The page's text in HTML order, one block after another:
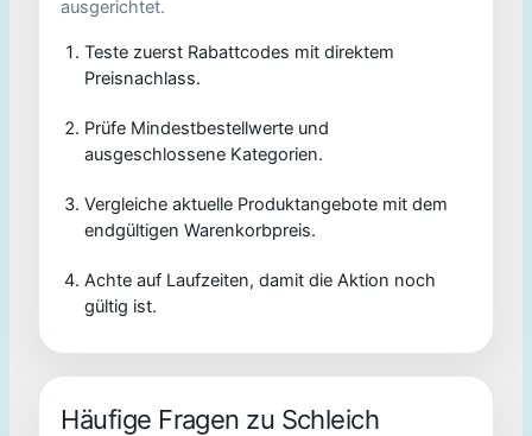
ausgerichtet.
Teste zuerst Rabattcodes mit direktem
Preisnachlass.
Prüfe Mindestbestellwerte und
ausgeschlossene Kategorien.
Vergleiche aktuelle Produktangebote mit dem
endgültigen Warenkorbpreis.
Achte auf Laufzeiten, damit die Aktion noch
gültig ist.
Häufige Fragen zu Schleich